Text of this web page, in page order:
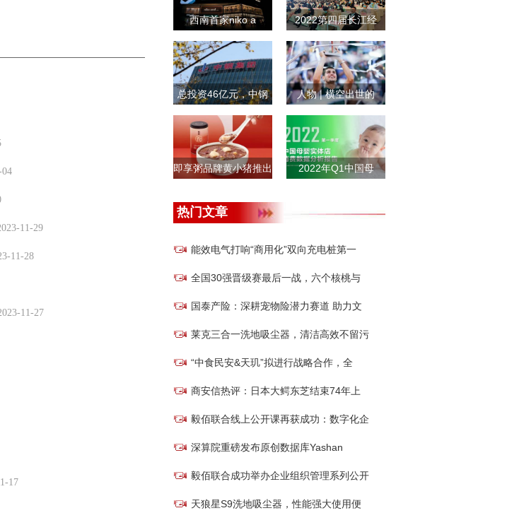
04
11-29
11-28
11-27
17
西南首家niko a 2022第四届长江经
总投资46亿元，中钢 人物 | 横空出世的
即享粥品牌黄小猪推出 2022年Q1中国母
热门文章
能效电气打响“商用化”双向充电桩第一
全国30强晋级赛最后一战，六个核桃与
国泰产险：深耕宠物险潜力赛道 助力文
莱克三合一洗地吸尘器，清洁高效不留污
“中食民安&天玑”拟进行战略合作，全
商安信热评：日本大鳄东芝结束74年上
毅佰联合线上公开课再获成功：数字化企
深算院重磅发布原创数据库Yashan
毅佰联合成功举办企业组织管理系列公开
天狼星S9洗地吸尘器，性能强大使用便